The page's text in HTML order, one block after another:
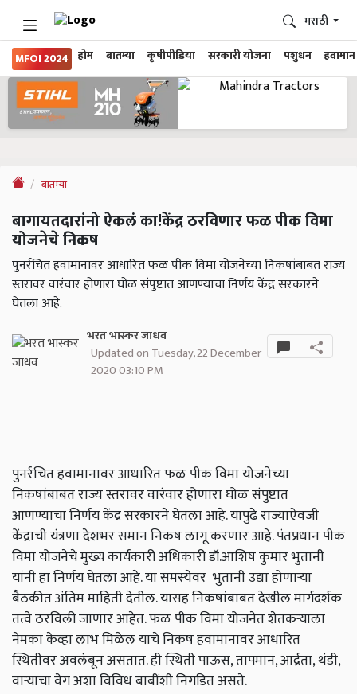
MFOI 2024 होम बातम्या कृषीपीडिया सरकारी योजना पशुधन हवामान
मराठी
बातम्या
बागायतदारांनो ऐकलं का!केंद्र ठरविणार फळ पीक विमा
योजनेचे निकष
पुनर्रचित हवामानावर आधारित फळ पीक विमा योजनेच्या निकषांबाबत राज्य
स्तरावर वारंवार होणारा घोळ संपुष्टात आणण्याचा निर्णय केंद्र सरकारने
घेतला आहे.
भरत भास्कर जाधव
Updated on Tuesday, 22 December
2020 03:10 PM
पुनर्रचित हवामानावर आधारित फळ पीक विमा योजनेच्या
निकषांबाबत राज्य स्तरावर वारंवार होणारा घोळ संपुष्टात
आणण्याचा निर्णय केंद्र सरकारने घेतला आहे. यापुढे राज्याऐवजी
केंद्राची यंत्रणा देशभर समान निकष लागू करणार आहे. पंतप्रधान पीक
विमा योजनेचे मुख्य कार्यकारी अधिकारी डॉ.आशिष कुमार भुतानी
यांनी हा निर्णय घेतला आहे. या समस्येवर भुतानी उद्या होणाऱ्या
बैठकीत अंतिम माहिती देतील. यासह निकषांबाबत देखील मार्गदर्शक
तत्वे ठरविली जाणार आहेत. फळ पीक विमा योजनेत शेतकऱ्याला
नेमका केव्हा लाभ मिळेल याचे निकष हवामानावर आधारित
स्थितीवर अवलंबून असतात. ही स्थिती पाऊस,तापमान,आर्द्रता,थंडी,
वाऱ्याचा वेग अशा विविध बाबींशी निगडित असते.